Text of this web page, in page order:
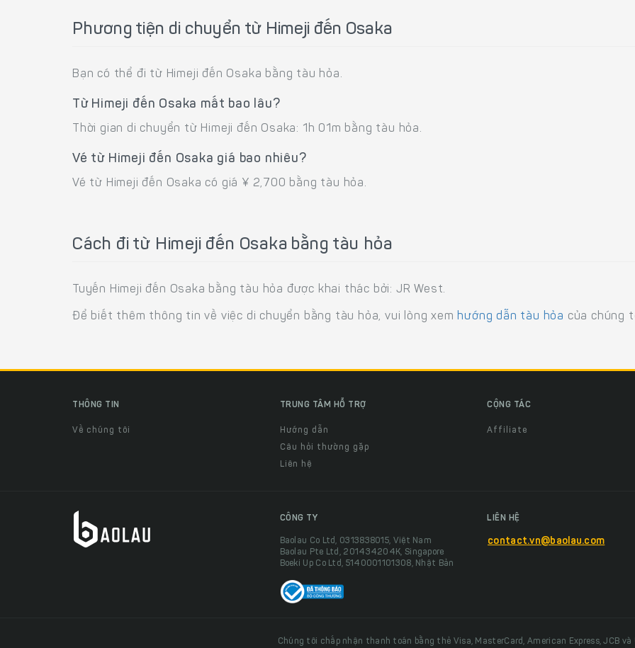
Phương tiện di chuyển từ Himeji đến Osaka
Bạn có thể đi từ Himeji đến Osaka bằng tàu hỏa.
Từ Himeji đến Osaka mất bao lâu?
Thời gian di chuyển từ Himeji đến Osaka: 1h 01m bằng tàu hỏa.
Vé từ Himeji đến Osaka giá bao nhiêu?
Vé từ Himeji đến Osaka có giá ¥ 2,700 bằng tàu hỏa.
Cách đi từ Himeji đến Osaka bằng tàu hỏa
Tuyến Himeji đến Osaka bằng tàu hỏa được khai thác bởi: JR West.
Để biết thêm thông tin về việc di chuyển bằng tàu hỏa, vui lòng xem hướng dẫn tàu hỏa của chúng
THÔNG TIN
Về chúng tôi
TRUNG TÂM HỖ TRỢ
Hướng dẫn
Câu hỏi thường gặp
Liên hệ
CỘNG TÁC
Affiliate
CÔNG TY
Baolau Co Ltd, 0313838015, Việt Nam
Baolau Pte Ltd, 201434204K, Singapore
Boeki Up Co Ltd, 5140001101308, Nhật Bản
LIÊN HỆ
contact.vn@baolau.com
Chúng tôi chấp nhận thanh toán bằng thẻ Visa, MasterCard, American Express, JCB và